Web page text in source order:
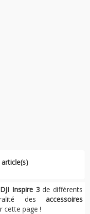
Inspire 3de différents
des accessoires
cette page !